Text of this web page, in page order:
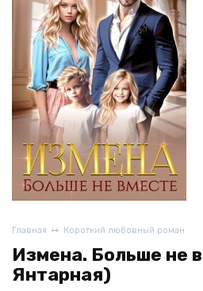
Главная Короткий любовный роман
Измена. Больше не
Янтарная)